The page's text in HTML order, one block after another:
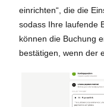
einrichten“, die die
sodass Ihre laufende
können die Buchung
bestätigen, wenn der